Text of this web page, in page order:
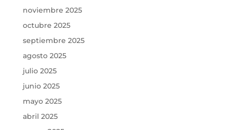
noviembre 2025
octubre 2025
septiembre 2025
agosto 2025
julio 2025
junio 2025
mayo 2025
abril 2025